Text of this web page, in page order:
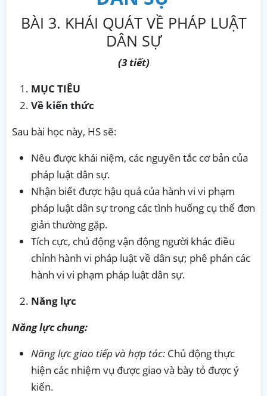
BÀI 3. KHÁI QUÁT VỀ PHÁP LUẬT
DÂN SỰ
(3 tiết)
MỤC TIÊU
Về kiến thức
Sau bài học này, HS sẽ:
Nêu được khái niệm, các nguyên tắc cơ bản của
pháp luật dân sự.
Nhận biết được hậu quả của hành vi vi phạm
pháp luật dân sự trong các tình huống cụ thể đơn
giản thường gặp.
Tích cực, chủ động vận động người khác điều
chỉnh hành vi pháp luật về dân sự; phê phán các
hành vi vi phạm pháp luật dân sự.
Năng lực
Năng lực chung:
Năng lực giao tiếp và hợp tác: Chủ động thực
hiện các nhiệm vụ được giao và bày tỏ được ý
kiến.